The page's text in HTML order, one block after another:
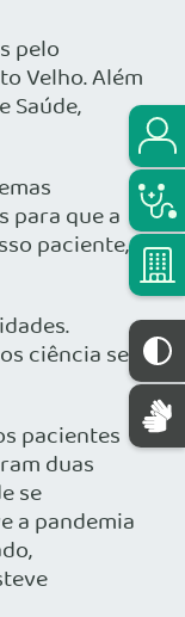
pelo
Velho. Além
Saúde,
para que a
paciente, e
ciência se
pacientes
duas
se
a pandemia